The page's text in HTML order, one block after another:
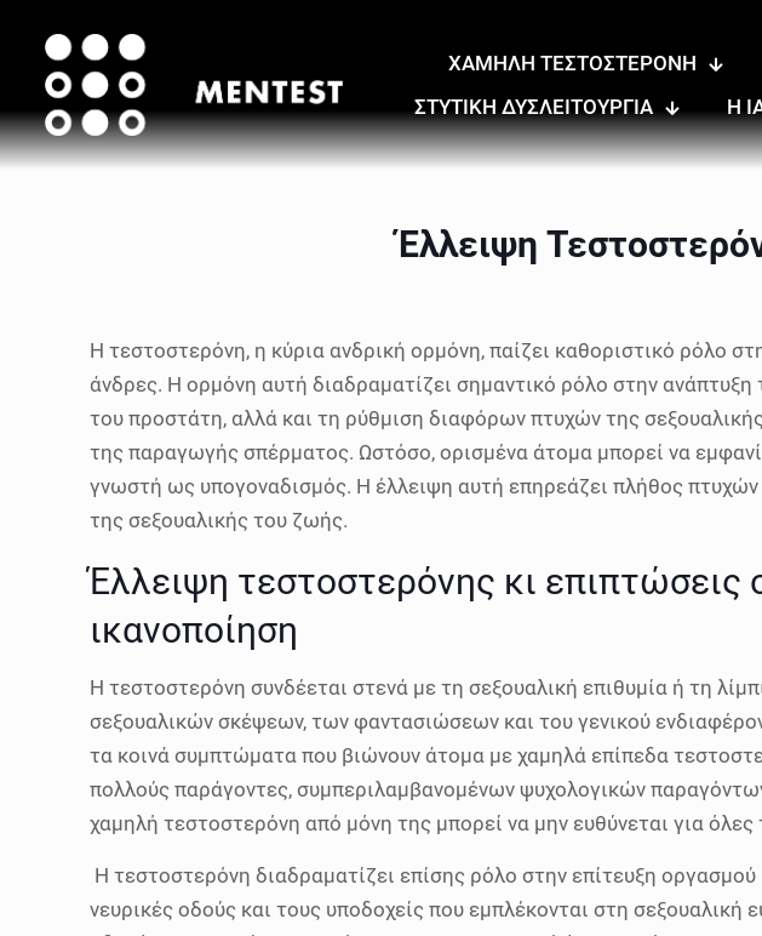
ΧΑΜΗΛΗ ΤΕΣΤΟΣΤΕΡΟΝΗ
ΣΤΥΤΙΚΗ ΔΥΣΛΕΙΤΟΥΡΓΙΑ
Η
Έλλειψη
Η τεστοστερόνη, η κύρια ανδρική ορμόνη, παίζει καθοριστικό ρόλο
άνδρες. Η ορμόνη αυτή διαδραματίζει σημαντικό ρόλο στην
του προστάτη, αλλά και τη ρύθμιση διαφόρων πτυχών της
της παραγωγής σπέρματος. Ωστόσο, ορισμένα άτομα μπορεί να
γνωστή ως υπογοναδισμός. Η έλλειψη αυτή επηρεάζει πλήθος
της σεξουαλικής του ζωής.
Έλλειψη τεστοστερόνης κι επιπτώσεις
ικανοποίηση
Η τεστοστερόνη συνδέεται στενά με τη σεξουαλική επιθυμία ή τη
σεξουαλικών σκέψεων, των φαντασιώσεων και του γενικού
τα κοινά συμπτώματα που βιώνουν άτομα με χαμηλά επίπεδα
πολλούς παράγοντες, συμπεριλαμβανομένων ψυχολογικών
χαμηλή τεστοστερόνη από μόνη της μπορεί να μην ευθύνεται για
Η τεστοστερόνη διαδραματίζει επίσης ρόλο στην επίτευξη
νευρικές οδούς και τους υποδοχείς που εμπλέκονται στη